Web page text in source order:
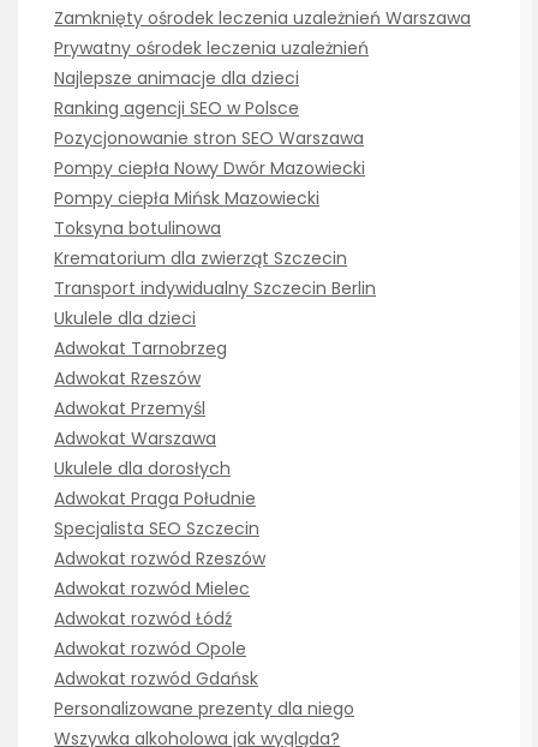
Zamknięty ośrodek leczenia uzależnień Warszawa
Prywatny ośrodek leczenia uzależnień
Najlepsze animacje dla dzieci
Ranking agencji SEO w Polsce
Pozycjonowanie stron SEO Warszawa
Pompy ciepła Nowy Dwór Mazowiecki
Pompy ciepła Mińsk Mazowiecki
Toksyna botulinowa
Krematorium dla zwierząt Szczecin
Transport indywidualny Szczecin Berlin
Ukulele dla dzieci
Adwokat Tarnobrzeg
Adwokat Rzeszów
Adwokat Przemyśl
Adwokat Warszawa
Ukulele dla dorosłych
Adwokat Praga Południe
Specjalista SEO Szczecin
Adwokat rozwód Rzeszów
Adwokat rozwód Mielec
Adwokat rozwód Łódź
Adwokat rozwód Opole
Adwokat rozwód Gdańsk
Personalizowane prezenty dla niego
Wszywka alkoholowa jak wygląda?